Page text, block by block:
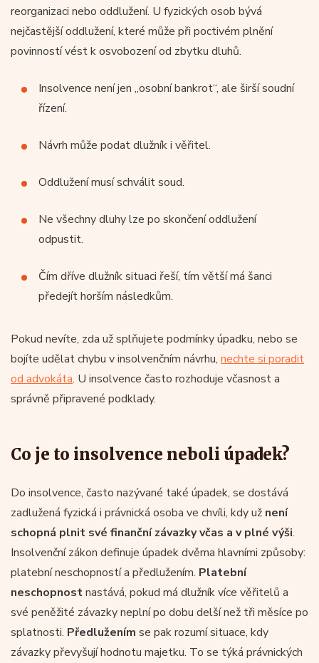
reorganizaci nebo oddlužení. U fyzických osob bývá
nejčastější oddlužení, které může při poctivém plnění
povinností vést k osvobození od zbytku dluhů.
Insolvence není jen „osobní bankrot“, ale širší soudní
řízení.
Návrh může podat dlužník i věřitel.
Oddlužení musí schválit soud.
Ne všechny dluhy lze po skončení oddlužení
odpustit.
Čím dříve dlužník situaci řeší, tím větší má šanci
předejít horším následkům.
Pokud nevíte, zda už splňujete podmínky úpadku, nebo se
bojíte udělat chybu v insolvenčním návrhu, nechte si poradit
od advokáta. U insolvence často rozhoduje včasnost a
správně připravené podklady.
Co je to insolvence neboli úpadek?
Do insolvence, často nazývané také úpadek, se dostává
zadlužená fyzická i právnická osoba ve chvíli, kdy už není
schopná plnit své finanční závazky včas a v plné výši.
Insolvenční zákon definuje úpadek dvěma hlavními způsoby:
platební neschopností a předlužením. Platební
neschopnostnastává, pokud má dlužník více věřitelů a
své peněžité závazky neplní po dobu delší než tři měsíce po
splatnosti. Předlužením se pak rozumí situace, kdy
závazky převyšují hodnotu majetku. To se týká právnických